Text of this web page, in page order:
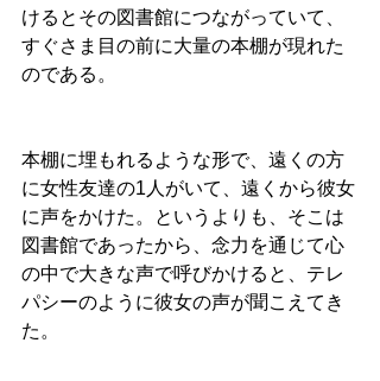
けるとその図書館につながっていて、
すぐさま目の前に大量の本棚が現れた
のである。
本棚に埋もれるような形で、遠くの方
に女性友達の1人がいて、遠くから彼女
に声をかけた。というよりも、そこは
図書館であったから、念力を通じて心
の中で大きな声で呼びかけると、テレ
パシーのように彼女の声が聞こえてき
た。